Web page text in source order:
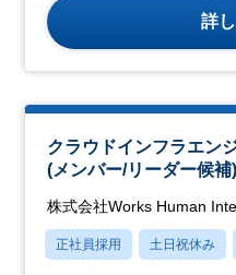
詳
クラウドインフラエン
(メンバー/リーダー候補)
株式会社Works Human
正社員採用 土日祝休み